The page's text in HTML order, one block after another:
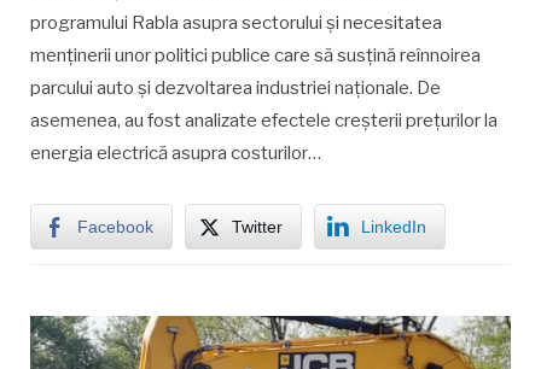
programului Rabla asupra sectorului și necesitatea
menținerii unor politici publice care să susțină reînnoirea
parcului auto și dezvoltarea industriei naționale. De
asemenea, au fost analizate efectele creșterii prețurilor la
energia electrică asupra costurilor…
Facebook Twitter LinkedIn